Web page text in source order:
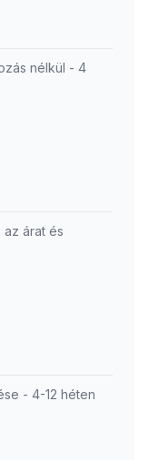
nélkül - 4
árat és
- 4-12 héten